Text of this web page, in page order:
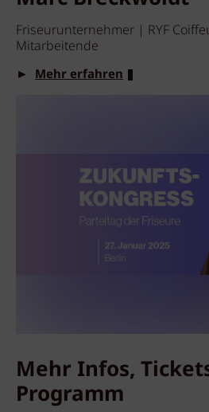
Friseurunternehmer | RYF
Mitarbeitende
► Mehr erfahren
Mehr Infos,
Programm